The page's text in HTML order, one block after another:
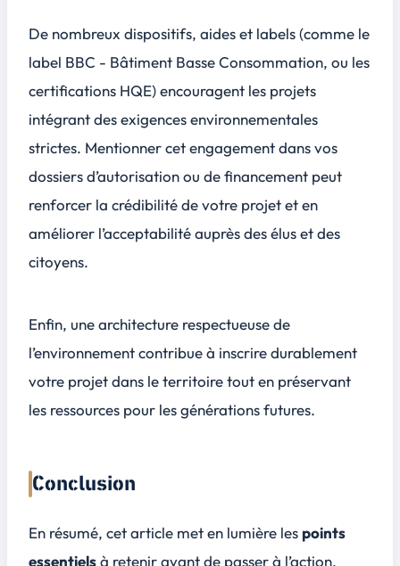
De nombreux dispositifs, aides et labels (comme le
label BBC - Bâtiment Basse Consommation, ou les
certifications HQE) encouragent les projets
intégrant des exigences environnementales
strictes. Mentionner cet engagement dans vos
dossiers d’autorisation ou de financement peut
renforcer la crédibilité de votre projet et en
améliorer l’acceptabilité auprès des élus et des
citoyens.
Enfin, une architecture respectueuse de
l’environnement contribue à inscrire durablement
votre projet dans le territoire tout en préservant
les ressources pour les générations futures.
Conclusion
En résumé, cet article met en lumière les points
essentielsà retenir avant de passer à l’action,